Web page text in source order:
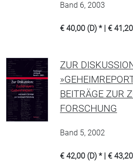
Band 6, 2003
€ 40,00 (D) * | €
ZUR
BEITRÄGE ZUR
FORSCHUNG
Band 5, 2002
€ 42,00 (D) * | €